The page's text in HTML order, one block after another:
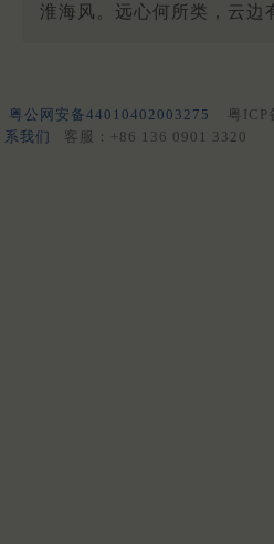
淮海风。远心何所类，云边
粤公网安备44010402003275 粤ICP
系我们
客服：+86 136 0901 3320